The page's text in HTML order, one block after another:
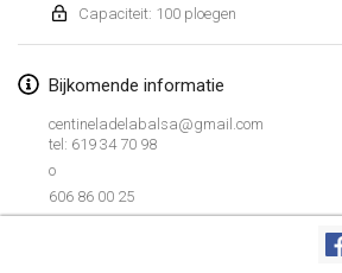
Weergave lijst
Capaciteit: 100 ploegen
Bijkomende informatie
centineladelabalsa@gmail.com
tel: 619 34 70 98
o
606 86 00 25
OTH
16 feb. 2019
Indoor des Bouchons